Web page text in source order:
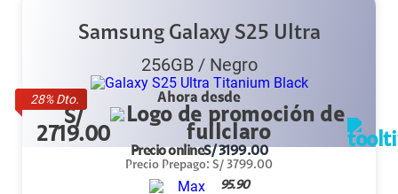
28% Dto.
Samsung Galaxy S25 Ultra
256GB/ Negro
Ahora desde
S/
2719.00
Precio onlineS/3199.00
Precio Prepago: S/ 3799.00
95.90